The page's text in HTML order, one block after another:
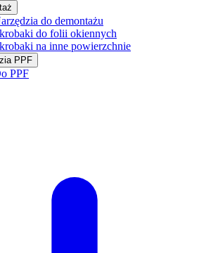
do demontażu
do folii okiennych
na inne powierzchnie
PPF
PPF